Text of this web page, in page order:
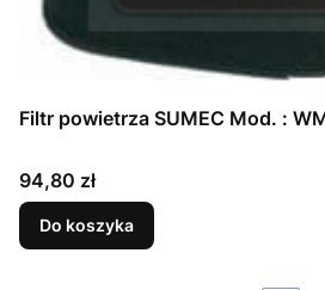
Filtr powietrza SUMEC Mod. :
Cena
94,80 zł
Do koszyka